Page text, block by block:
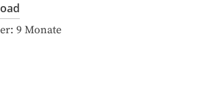
: 9 Monate